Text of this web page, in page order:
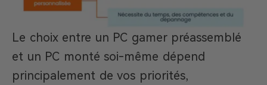
Le choix entre un PC gamer préassemblé
et un PC monté soi-même dépend
principalement de vos priorités,